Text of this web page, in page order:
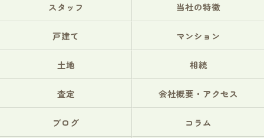
スタッフ 当社の特徴
戸建て マンション
土地 相続
査定 会社概要・アクセス
ブログ コラム